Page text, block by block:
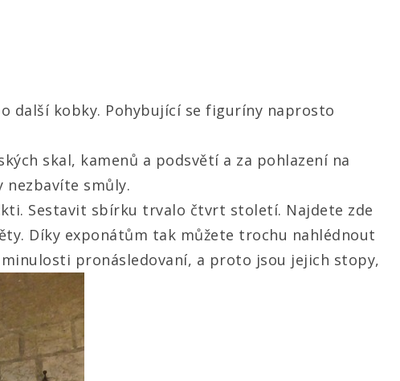
další kobky. Pohybující se figuríny naprosto
skal, kamenů a podsvětí a za pohlazení na
nezbavíte smůly.
Sestavit sbírku trvalo čtvrt století. Najdete zde
Díky exponátům tak můžete trochu nahlédnout
pronásledovaní, a proto jsou jejich stopy,